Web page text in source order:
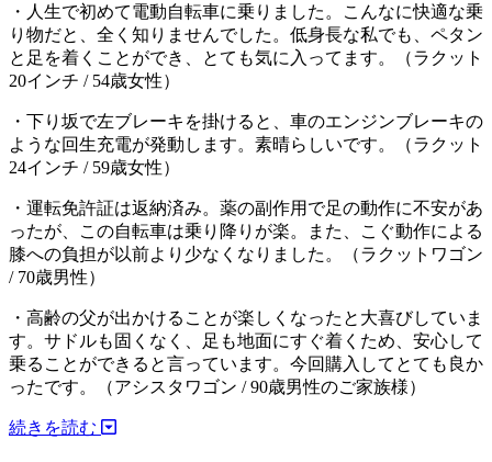
・人生で初めて電動自転車に乗りました。こんなに快適な乗
り物だと、全く知りませんでした。低身長な私でも、ペタン
と足を着くことができ、とても気に入ってます。（ラクット
20インチ / 54歳女性）
・下り坂で左ブレーキを掛けると、車のエンジンブレーキの
ような回生充電が発動します。素晴らしいです。（ラクット
24インチ / 59歳女性）
・運転免許証は返納済み。薬の副作用で足の動作に不安があ
ったが、この自転車は乗り降りが楽。また、こぐ動作による
膝への負担が以前より少なくなりました。（ラクットワゴン
/ 70歳男性）
・高齢の父が出かけることが楽しくなったと大喜びしていま
す。サドルも固くなく、足も地面にすぐ着くため、安心して
乗ることができると言っています。今回購入してとても良か
ったです。（アシスタワゴン / 90歳男性のご家族様）
続きを読む